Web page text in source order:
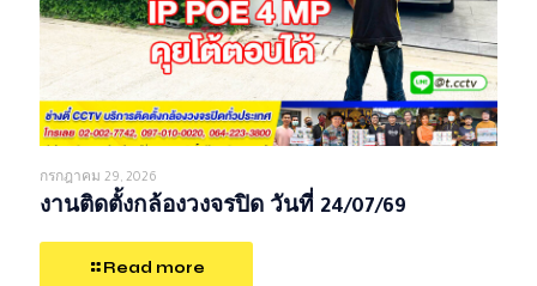
กรกฎาคม 29, 2026
งานติดตั้งกล้องวงจรปิด วันที่ 24/07/69
Read more